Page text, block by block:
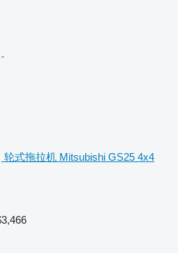
轮式拖拉机 Mitsubishi GS25 4x4